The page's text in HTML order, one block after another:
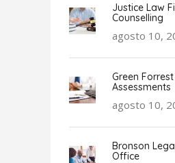
Justice Law
Counselling
agosto 10,
Green Forrest
Assessments
agosto 10,
Bronson
Office